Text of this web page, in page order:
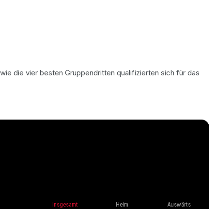
die vier besten Gruppendritten qualifizierten sich für das
Insgesamt Heim Auswärts